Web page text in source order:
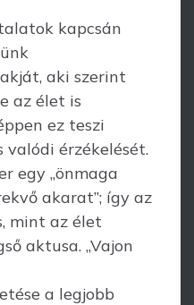
kapcsán
aki szerint
az élet is
ez teszi
valódi érzékelését.
egy „önmaga
akarat”; így az
mint az élet
aktusa. „Vajon
a legjobb